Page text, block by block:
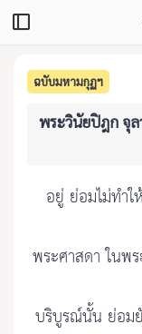
ฉบับมหามกุฏฯ
พระวินัยปิฎก จุล
อยู่ ย่อมไม่ทำ
พระศาสดา ในพ
บริบูรณ์นั้น ย่อมยั